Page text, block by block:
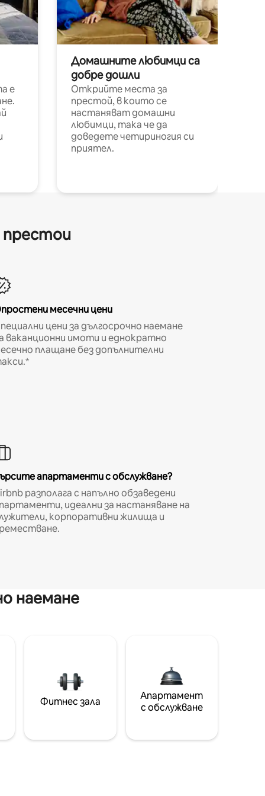
е
Домашните любимци са
добре дошли
Открийте места за
престой, в които се
настаняват домашни
любимци, така че да
доведете четириногия си
приятел.
престои
месечни цени
цени за дългосрочно наемане
ваканционни имоти и еднократно
плащане без допълнителни
апартаменти с обслужване?
разполага с напълно обзаведени
идеални за настаняване на
корпоративни жилища и
наемане
Фитнес зала
Апартамент
с обслужване